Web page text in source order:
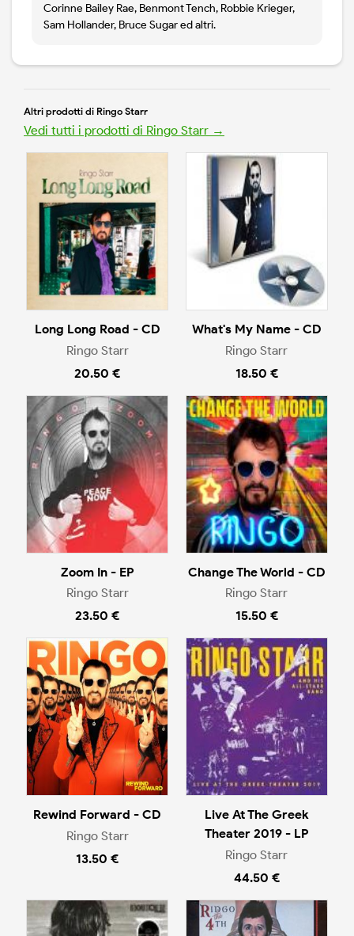
Corinne Bailey Rae, Benmont Tench, Robbie Krieger,
Sam Hollander, Bruce Sugar ed altri.
Altri prodotti di Ringo Starr
Vedi tutti i prodotti di Ringo Starr →
Long Long Road - CD
Ringo Starr
20.50 €
What's My Name - CD
Ringo Starr
18.50 €
Zoom In - EP
Ringo Starr
23.50 €
Change The World - CD
Ringo Starr
15.50 €
Rewind Forward - CD
Ringo Starr
13.50 €
Live At The Greek
Theater 2019 - LP
Ringo Starr
44.50 €